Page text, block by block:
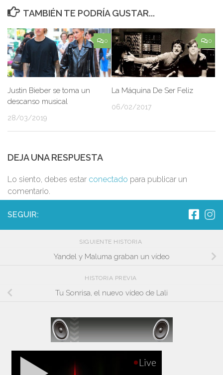
TAMBIÉN TE PODRÍA GUSTAR...
0
Justin Bieber se toma un
descanso musical
28/03/2019
0
La Máquina De Ser Feliz
06/02/2017
DEJA UNA RESPUESTA
Lo siento, debes estar conectado para publicar un
comentario.
SEGUIR:
SIGUIENTE HISTORIA
Yandel y Maluma graban un vídeo
HISTORIA PREVIA
Tu Sonrisa, el nuevo vídeo de Lali